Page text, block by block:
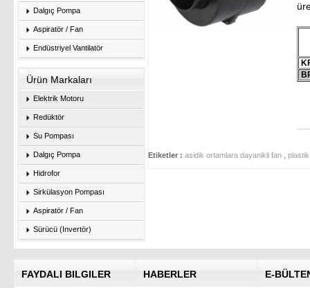
Dalgıç Pompa
Aspiratör / Fan
Endüstriyel Vantilatör
Ürün Markaları
Elektrik Motoru
Redüktör
Su Pompası
Dalgıç Pompa
Hidrofor
Sirkülasyon Pompası
Aspiratör / Fan
Sürücü (Invertör)
Etiketler : asidik ortamlara dayanikli fan
FAYDALI BILGILER HABERLER E-